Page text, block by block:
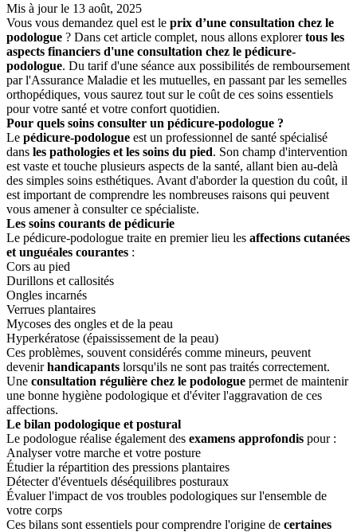
Mis à jour le 13 août, 2025
Vous vous demandez quel est le prix d’une consultation chez le
podologue ? Dans cet article complet, nous allons explorertous les
aspects financiers d'une consultation chez le pédicure-
podologue. Du tarif d'une séance aux possibilités de remboursement
par l'Assurance Maladie et les mutuelles, en passant par les semelles
orthopédiques, vous saurez tout sur le coût de ces soins essentiels
pour votre santé et votre confort quotidien.
Pour quels soins consulter un pédicure-podologue ?
Le pédicure-podologue est un professionnel de santé spécialisé
dans les pathologies et les soins du pied. Son champ d'intervention
est vaste et touche plusieurs aspects de la santé, allant bien au-delà
des simples soins esthétiques. Avant d'aborder la question du coût, il
est important de comprendre les nombreuses raisons qui peuvent
vous amener à consulter ce spécialiste.
Les soins courants de pédicurie
Le pédicure-podologue traite en premier lieu les affections cutanées
et unguéales courantes :
Cors au pied
Durillons et callosités
Ongles incarnés
Verrues plantaires
Mycoses des ongles et de la peau
Hyperkératose (épaississement de la peau)
Ces problèmes, souvent considérés comme mineurs, peuvent
devenirhandicapants lorsqu'ils ne sont pas traités correctement.
Une consultation régulière chez le podologue permet de maintenir
une bonne hygiène podologique et d'éviter l'aggravation de ces
affections.
Le bilan podologique et postural
Le podologue réalise également des examens approfondis pour :
Analyser votre marche et votre posture
Étudier la répartition des pressions plantaires
Détecter d'éventuels déséquilibres posturaux
Évaluer l'impact de vos troubles podologiques sur l'ensemble de
votre corps
Ces bilans sont essentiels pour comprendre l'origine de certaines